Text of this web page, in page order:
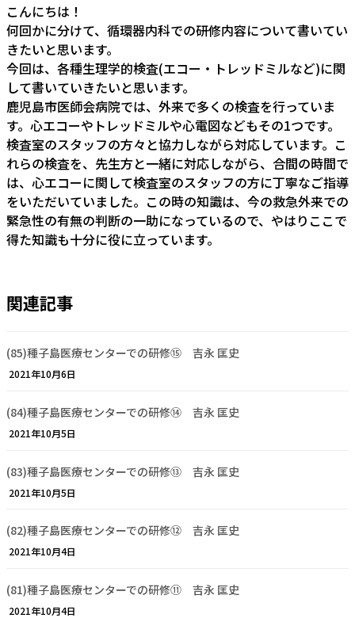
こんにちは！
何回かに分けて、循環器内科での研修内容について書いてい
きたいと思います。
今回は、各種生理学的検査(エコー・トレッドミルなど)に関
して書いていきたいと思います。
鹿児島市医師会病院では、外来で多くの検査を行っていま
す。心エコーやトレッドミルや心電図などもその1つです。
検査室のスタッフの方々と協力しながら対応しています。こ
れらの検査を、先生方と一緒に対応しながら、合間の時間で
は、心エコーに関して検査室のスタッフの方に丁寧なご指導
をいただいていました。この時の知識は、今の救急外来での
緊急性の有無の判断の一助になっているので、やはりここで
得た知識も十分に役に立っています。
関連記事
(85)種子島医療センターでの研修⑮ 吉永 匡史
2021年10月6日
(84)種子島医療センターでの研修⑭ 吉永 匡史
2021年10月5日
(83)種子島医療センターでの研修⑬ 吉永 匡史
2021年10月5日
(82)種子島医療センターでの研修⑫ 吉永 匡史
2021年10月4日
(81)種子島医療センターでの研修⑪ 吉永 匡史
2021年10月4日